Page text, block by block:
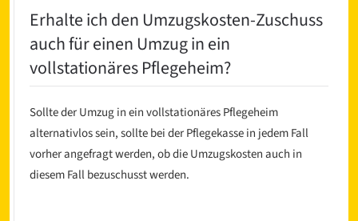
Erhalte ich den Umzugskosten-Zuschuss
auch für einen Umzug in ein
vollstationäres Pflegeheim?
Sollte der Umzug in ein vollstationäres Pflegeheim
alternativlos sein, sollte bei der Pflegekasse in jedem Fall
vorher angefragt werden, ob die Umzugskosten auch in
diesem Fall bezuschusst werden.